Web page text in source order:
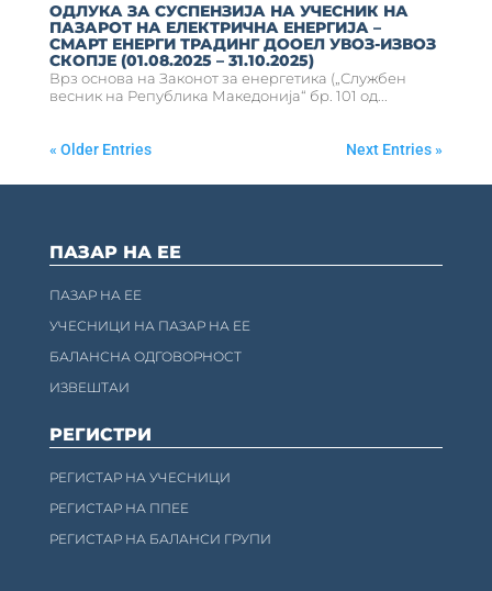
ОДЛУКА ЗА СУСПЕНЗИЈА НА УЧЕСНИК НА
ПАЗАРОТ НА ЕЛЕКТРИЧНА ЕНЕРГИЈА –
СМАРТ ЕНЕРГИ ТРАДИНГ ДООЕЛ УВОЗ-ИЗВОЗ
СКОПЈЕ (01.08.2025 – 31.10.2025)
Врз основа на Законот за енергетика („Службен
весник на Република Македонија“ бр. 101 од...
« Older Entries Next Entries »
ПАЗАР НА ЕЕ
ПАЗАР НА ЕЕ
УЧЕСНИЦИ НА ПАЗАР НА ЕЕ
БАЛАНСНА ОДГОВОРНОСТ
ИЗВЕШТАИ
РЕГИСТРИ
РЕГИСТАР НА УЧЕСНИЦИ
РЕГИСТАР НА ППЕЕ
РЕГИСТАР НА БАЛАНСИ ГРУПИ